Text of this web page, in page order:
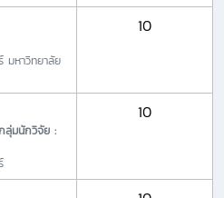
หาวิทยาลัย
10
ลุ่มนักวิจัย :
10